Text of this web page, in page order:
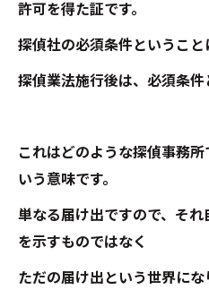
許可を得た証です。
探偵社の必須条件ということ
探偵業法施行後は、必須条件
これはどのような探偵事務
いう意味です。
単なる届け出ですので、そ
を示すものではなく
ただの届け出という世界にな